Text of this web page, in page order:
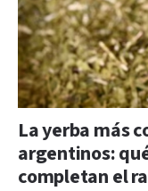
La yerba más
argentinos:
completan el